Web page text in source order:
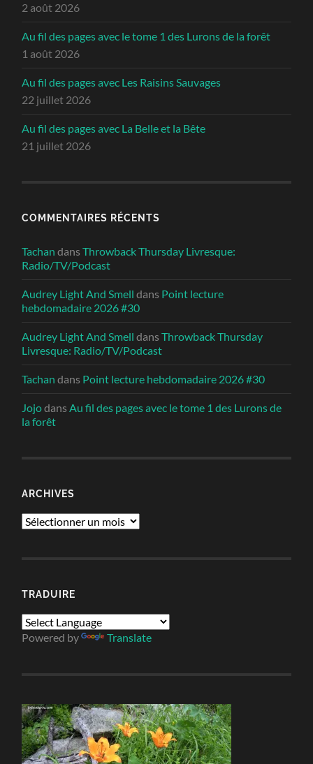
2 août 2026
Au fil des pages avec le tome 1 des Lurons de la forêt
1 août 2026
Au fil des pages avec Les Raisins Sauvages
22 juillet 2026
Au fil des pages avec La Belle et la Bête
21 juillet 2026
COMMENTAIRES RÉCENTS
Tachan dansThrowback Thursday Livresque:
Radio/TV/Podcast
Audrey Light And Smell dans Point lecture
hebdomadaire 2026 #30
Audrey Light And Smell dansThrowback Thursday
Livresque: Radio/TV/Podcast
Tachan dans Point lecture hebdomadaire 2026 #30
JojodansAu fil des pages avec le tome 1 des Lurons de
la forêt
ARCHIVES
Archives
TRADUIRE
Powered by Translate